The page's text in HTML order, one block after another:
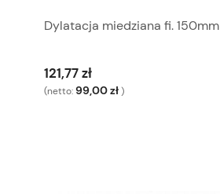
Dylatacja miedziana fi. 150mm
121,77 zł
(netto:99,00 zł )